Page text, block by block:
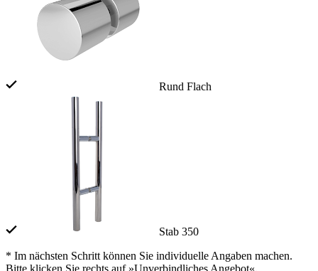
Rund Flach
Stab 350
* Im nächsten Schritt können Sie individuelle Angaben machen.